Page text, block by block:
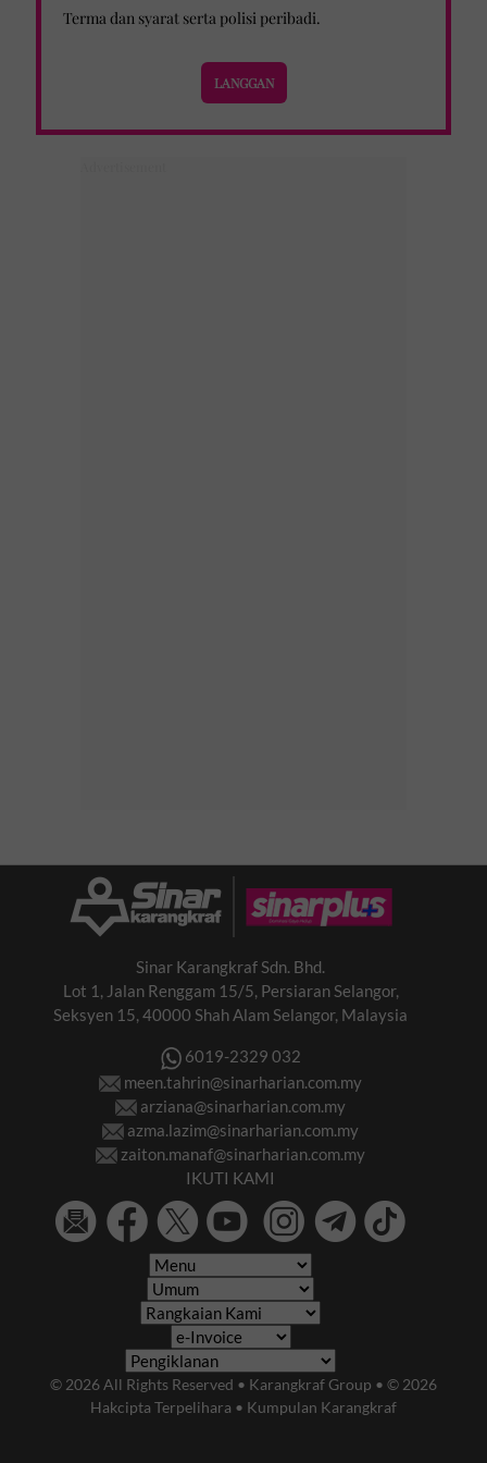
Terma dan syarat serta polisi peribadi.
Sinar Karangkraf Sdn. Bhd.
Lot 1, Jalan Renggam 15/5, Persiaran Selangor,
Seksyen 15, 40000 Shah Alam Selangor, Malaysia
6019-2329 032
meen.tahrin@sinarharian.com.my
arziana@sinarharian.com.my
azma.lazim@sinarharian.com.my
zaiton.manaf@sinarharian.com.my
IKUTI KAMI
© 2026 All Rights Reserved • Karangkraf Group • © 2026
Hakcipta Terpelihara • Kumpulan Karangkraf